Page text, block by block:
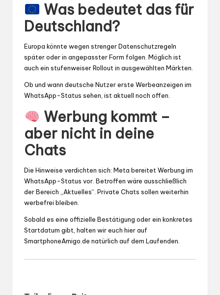
Was bedeutet das für
Deutschland?
Europa könnte wegen strenger Datenschutzregeln
später oder in angepasster Form folgen. Möglich ist
auch ein stufenweiser Rollout in ausgewählten Märkten.
Ob und wann deutsche Nutzer erste Werbeanzeigen im
WhatsApp-Status sehen, ist aktuell noch offen.
Werbung kommt –
aber nicht in deine
Chats
Die Hinweise verdichten sich: Meta bereitet Werbung im
WhatsApp-Status vor. Betroffen wäre ausschließlich
der Bereich „Aktuelles“. Private Chats sollen weiterhin
werbefrei bleiben.
Sobald es eine offizielle Bestätigung oder ein konkretes
Startdatum gibt, halten wir euch hier auf
SmartphoneAmigo.de natürlich auf dem Laufenden.